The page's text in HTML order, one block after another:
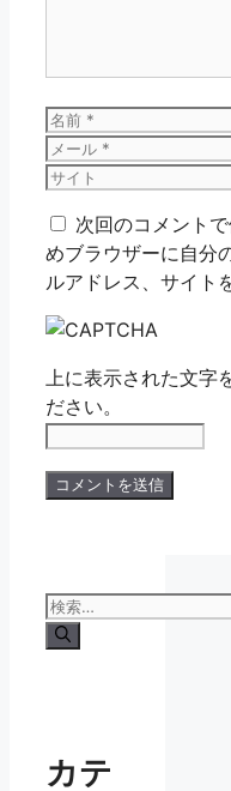
名
前
メ
ー
サ
ト 次回のコメント
めブラウザーに自分
ルアドレス、サイト
上に表示された文字
ださい。
検
索:
カテ